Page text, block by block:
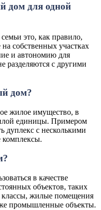
дом для одной
это, как правило,
собственных участках
и автономию для
разделяются с другими
дом?
жилое имущество, в
единицы. Примером
дуплекс с несколькими
комплексы.
в качестве
объектов, таких
классы, жилые помещения
промышленные объекты.